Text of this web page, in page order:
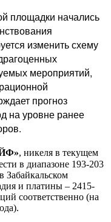
площадки начались
изменить схему
мероприятий,
прогноз
на уровне ранее
, никеля в текущем
в диапазоне 193-203
Забайкальском
и платины – 2415-
соответственно (на